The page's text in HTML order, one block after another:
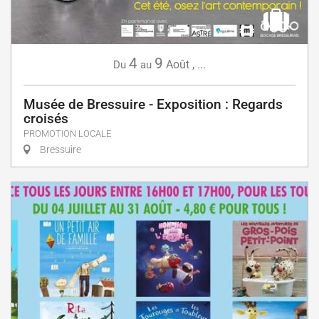
Du 4 au 9 Août , ...
Musée de Bressuire - Exposition : Regards
croisés
PROMOTION LOCALE
Bressuire